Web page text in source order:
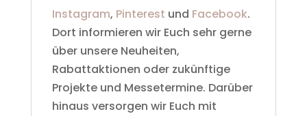
Instagram, Pinterest und Facebook.
Dort informieren wir Euch sehr gerne
über unsere Neuheiten,
Rabattaktionen oder zukünftige
Projekte und Messetermine. Darüber
hinaus versorgen wir Euch mit